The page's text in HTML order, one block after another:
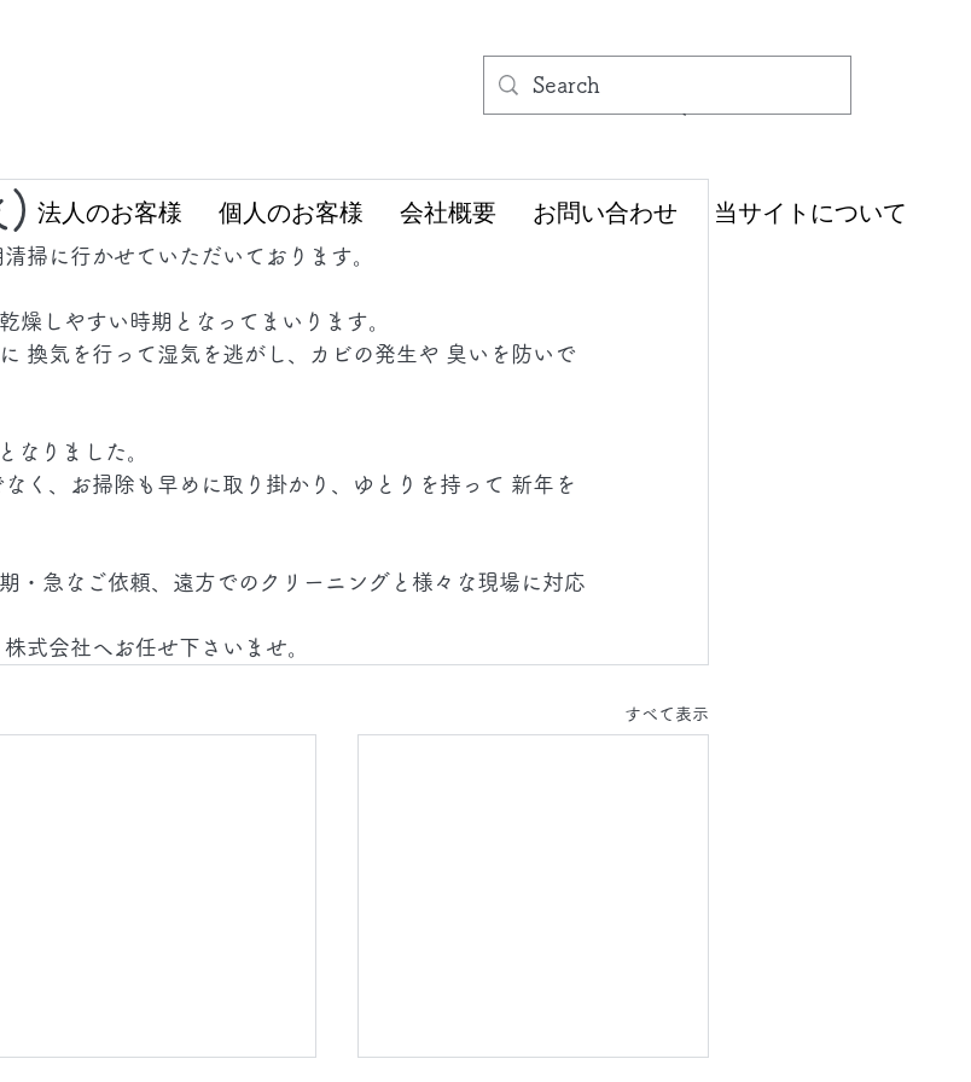
法人のお客様 個人のお客様 会社概要 お問い合わせ 当サイトについて
)
掃に行かせていただいております。
燥しやすい時期となってまいります。
換気を行って湿気を逃がし、カビの発生や 臭いを防いで
なりました。
く、お掃除も早めに取り掛かり、ゆとりを持って 新年を
・急なご依頼、遠方でのクリーニングと様々な現場に対応
式会社へお任せ下さいませ。
すべて表示